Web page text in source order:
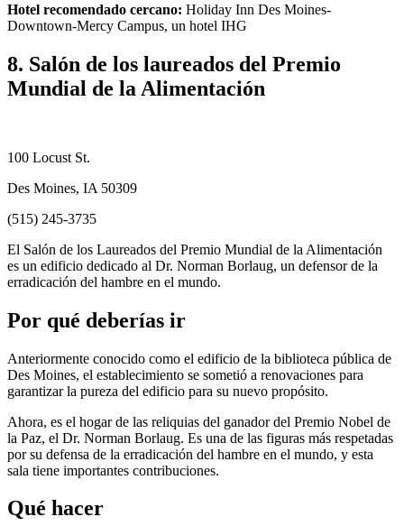
Hotel recomendado cercano: Holiday Inn Des Moines-
Downtown-Mercy Campus, un hotel IHG
8. Salón de los laureados del Premio
Mundial de la Alimentación
100 Locust St.
Des Moines, IA 50309
(515) 245-3735
El Salón de los Laureados del Premio Mundial de la Alimentación
es un edificio dedicado al Dr. Norman Borlaug, un defensor de la
erradicación del hambre en el mundo.
Por qué deberías ir
Anteriormente conocido como el edificio de la biblioteca pública de
Des Moines, el establecimiento se sometió a renovaciones para
garantizar la pureza del edificio para su nuevo propósito.
Ahora, es el hogar de las reliquias del ganador del Premio Nobel de
la Paz, el Dr. Norman Borlaug. Es una de las figuras más respetadas
por su defensa de la erradicación del hambre en el mundo, y esta
sala tiene importantes contribuciones.
Qué hacer